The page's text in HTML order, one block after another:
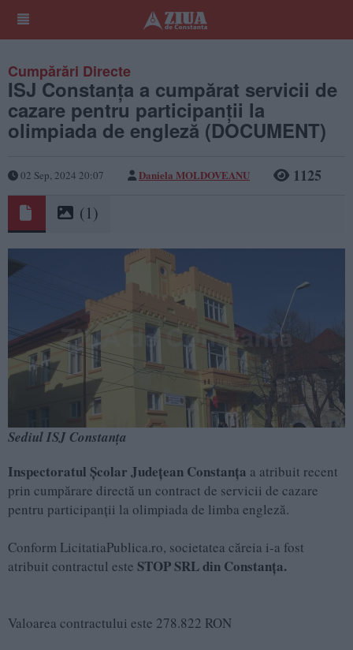
Cumpărări Directe
ISJ Constanța a cumpărat servicii de
cazare pentru participanții la
olimpiada de engleză (DOCUMENT)
02 Sep, 2024 20:07 Daniela MOLDOVEANU 1125
(1)
Sediul ISJ Constanța
Inspectoratul Școlar Județean Constanța a atribuit recent
prin cumpărare directă un contract de servicii de cazare
pentru participanții la olimpiada de limba engleză.
Conform LicitatiaPublica.ro, societatea căreia i-a fost
atribuit contractul este STOP SRL din Constanța.
Valoarea contractului este 278.822 RON